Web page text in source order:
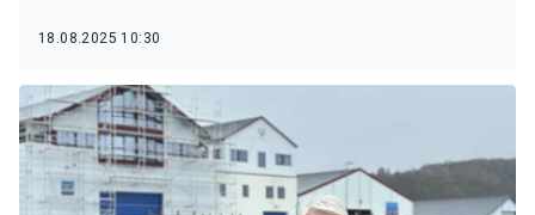
18.08.2025 10:30